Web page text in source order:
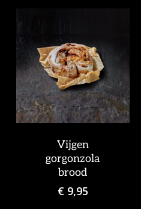
Vijgen
gorgonzola
brood
€9,95